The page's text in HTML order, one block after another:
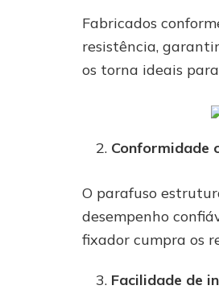
Fabricados
resistência,
os torna ideais
Conformidade
O parafuso
desempenho
fixador cumpra os
Facilidade de